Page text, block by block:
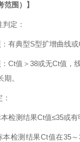
范围）】
定：
：有典型S型扩增曲线或
：Ct值＞38或无Ct值，
。
本检测结果Ct值≤35或有
本检测结果Ct值在35